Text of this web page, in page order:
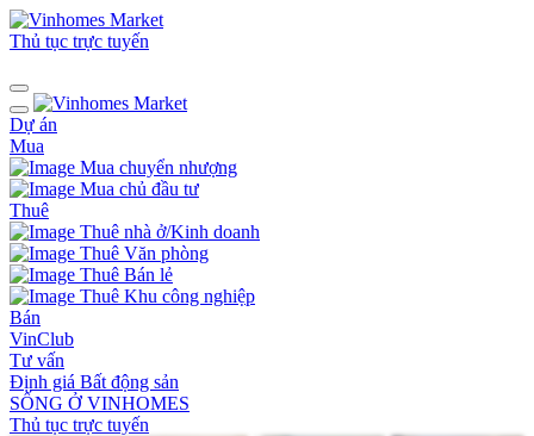
Thủ tục trực tuyến
Dự án
Mua
Mua chuyển nhượng
Mua chủ đầu tư
Thuê
Thuê nhà ở/Kinh doanh
Thuê Văn phòng
Thuê Bán lẻ
Thuê Khu công nghiệp
Bán
VinClub
Tư vấn
Định giá Bất động sản
SỐNG Ở VINHOMES
Thủ tục trực tuyến